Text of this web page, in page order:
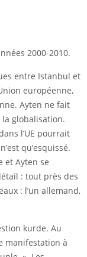
2000-2010.
entre Istanbul et
européenne,
Ayten ne fait
la globalisation.
l’UE pourrait
qu’esquissé.
et Ayten se
: tout près des
: l’un allemand,
kurde. Au
manifestation à